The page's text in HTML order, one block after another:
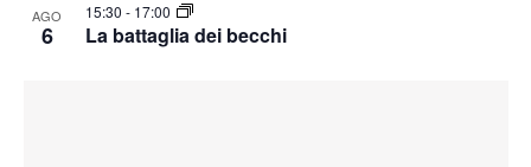
AGO
6 La battaglia dei becchi
15:30 - 17:00